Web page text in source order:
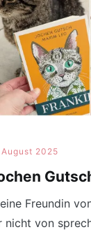
2025
Freundin
nicht von